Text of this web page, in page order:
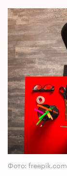
Фото: freepik.com